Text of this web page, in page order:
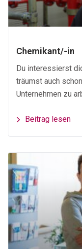
Chemikant/-in
Du interessierst
träumst auch
Unternehmen zu
Beitrag lesen